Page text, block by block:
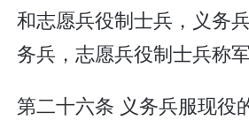
和志愿兵役制士兵，义务
务兵，志愿兵役制士兵称军
第二十六条 义务兵服现役